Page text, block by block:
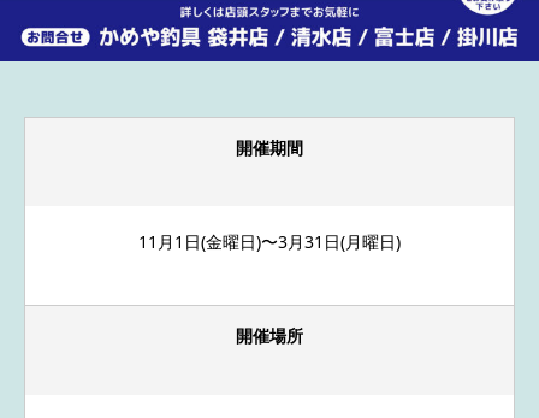
開催期間
11月1日(金曜日)〜3月31日(月曜日)
開催場所